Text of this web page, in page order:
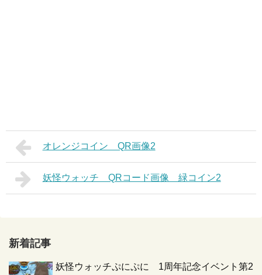
オレンジコイン QR画像2
妖怪ウォッチ QRコード画像 緑コイン2
新着記事
妖怪ウォッチぷにぷに 1周年記念イベント第2